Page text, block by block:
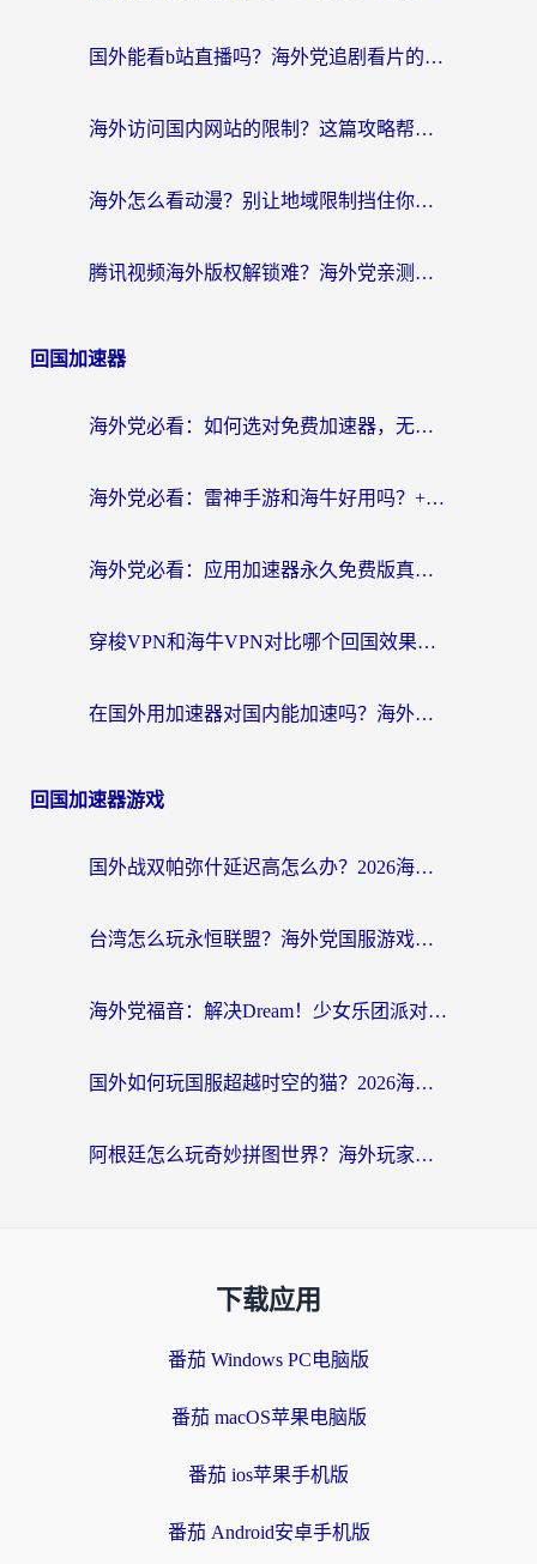
国外能看b站直播吗？海外党追剧看片的终极解决方案来了
海外访问国内网站的限制？这篇攻略帮你无缝解锁12306、12123和国内影音
海外怎么看动漫？别让地域限制挡住你的追番快乐
腾讯视频海外版权解锁难？海外党亲测：选对回国加速器，追剧观影零障碍
回国加速器
海外党必看：如何选对免费加速器，无缝访问国内资源不踩坑？
海外党必看：雷神手游和海牛好用吗？+3款热门加速器实测对比，附番茄加速器无缝回国指南
海外党必看：应用加速器永久免费版真的存在吗？教你选对回国加速器无缝刷国内资源
穿梭VPN和海牛VPN对比哪个回国效果更好？海外华人亲测3款热门加速器+避坑指南
在国外用加速器对国内能加速吗？海外党亲测有效的无缝访问指南
回国加速器游戏
国外战双帕弥什延迟高怎么办？2026海外畅玩国服游戏终极指南（附实测工具推荐）
台湾怎么玩永恒联盟？海外党国服游戏加速器选择全攻略（附3大热门游戏实测）
海外党福音：解决Dream！少女乐团派对！国外延迟的实用指南，附北美英国游戏加速方案
国外如何玩国服超越时空的猫？2026海外党必看的加速器选择指南
阿根廷怎么玩奇妙拼图世界？海外玩家国服游戏加速全攻略（附帕斯卡契约战舰少女解决方案）
下载应用
番茄 Windows PC电脑版
番茄 macOS苹果电脑版
番茄 ios苹果手机版
番茄 Android安卓手机版